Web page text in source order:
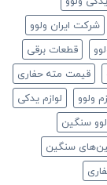
شرکت ایران ولوو
قطعات برقی
قیمت مته حفاری
ولوو
لوازم یدکی
سنگین
سنگین